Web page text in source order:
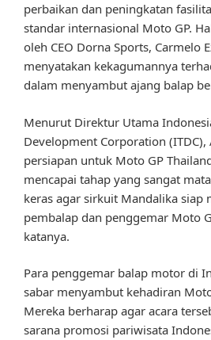
perbaikan dan peningkatan
standar internasional Moto GP.
oleh CEO Dorna Sports, Carmelo
menyatakan kekagumannya
dalam menyambut ajang balap
Menurut Direktur Utama
Development Corporation
persiapan untuk Moto GP
mencapai tahap yang sangat
keras agar sirkuit Mandalika siap
pembalap dan penggemar Moto
katanya.
Para penggemar balap motor di
sabar menyambut kehadiran
Mereka berharap agar acara
sarana promosi pariwisata